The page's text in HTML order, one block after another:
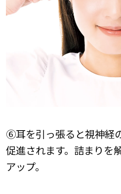
⑥耳を引っ張ると視神経
促進されます。詰まりを
アップ。